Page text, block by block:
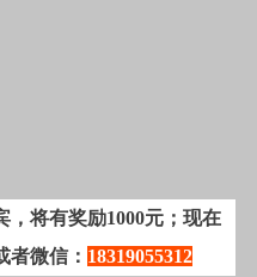
，将有奖励1000元；现在
者微信： 18319055312